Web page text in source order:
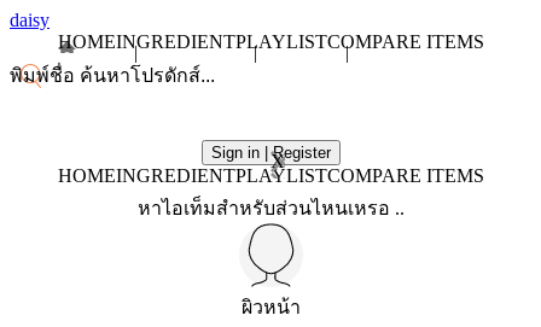
daisy
HOMEINGREDIENTPLAYLISTCOMPARE ITEMS
Sign in | Register
X
HOMEINGREDIENTPLAYLISTCOMPARE ITEMS
หาไอเท็มสำหรับส่วนไหนเหรอ ..
ผิวหน้า